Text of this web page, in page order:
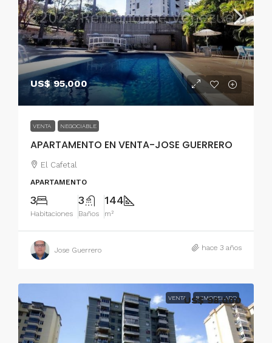
US$ 95,000
VENTA NEGOCIABLE
APARTAMENTO EN VENTA-JOSE GUERRERO
El Cafetal
APARTAMENTO
3
Habitaciones
3
Baños
144
m²
Jose Guerrero hace 3 años
VENTA REMODELADO
US$ 98,000